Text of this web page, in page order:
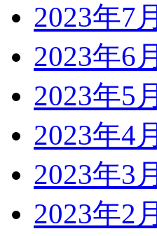
2023年7月
2023年6月
2023年5月
2023年4月
2023年3月
2023年2月